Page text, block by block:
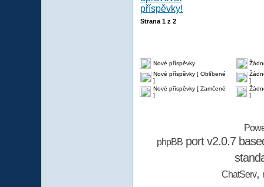
Strana 1 z 2
Nové příspěvky
Nové příspěvky [ Oblíbené
]
]
Nové příspěvky [ Zamčené
]
]
phpBBport v2.0.7
ChatServ,